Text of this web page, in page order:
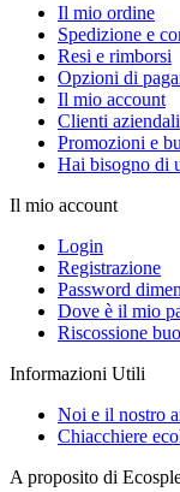
Il mio ordine
Spedizione e
Resi e rimborsi
Opzioni di
Il mio account
Clienti aziendali
Promozioni e
Hai bisogno di
Il mio account
Login
Registrazione
Password
Dove è il mio
Riscossione
Informazioni Utili
Noi e il nostro
Chiacchiere
A proposito di